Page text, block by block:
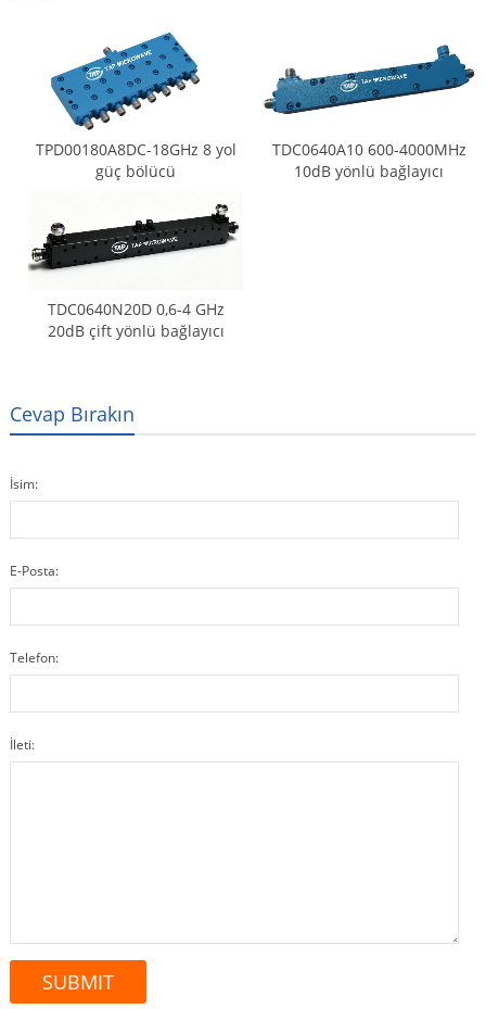
TPD00180A8DC-18GHz 8 yol
güç bölücü
TDC0640A10 600-4000MHz
10dB yönlü bağlayıcı
TDC0640N20D 0,6-4 GHz
20dB çift yönlü bağlayıcı
Cevap Bırakın
İsim:
E-Posta:
Telefon:
İleti: